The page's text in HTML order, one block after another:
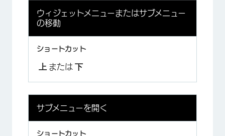
ウィジェットメニューまたはサブメニュー
の移動
上 または 下
サブメニューを開く